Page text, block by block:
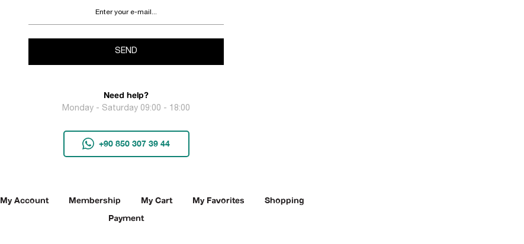
SEND
Need help?
Monday - Saturday 09:00 - 18:00
+90 850 307 39 44
My Account Membership My Cart My Favorites
Shopping
Payment